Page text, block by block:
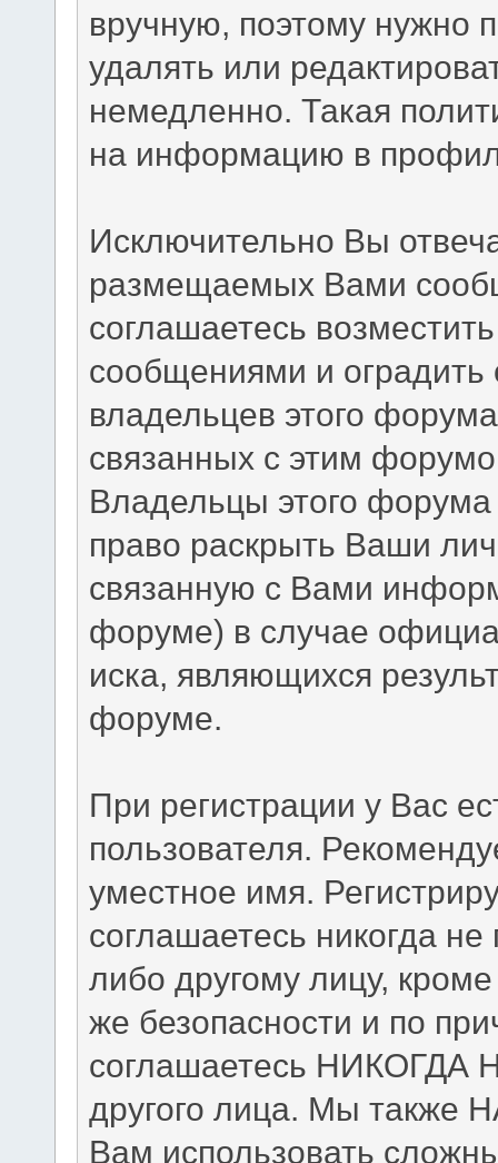
вручную, поэтому нужно
удалять или
немедленно. Такая
на информацию в
Исключительно Вы
размещаемых Вами
соглашаетесь
сообщениями и оградить
владельцев этого
связанных с этим
Владельцы этого форума
право раскрыть Ваши
связанную с Вами
форуме) в случае
иска, являющихся
форуме.
При регистрации у Вас
пользователя.
уместное имя.
соглашаетесь никогда
либо другому лицу,
же безопасности и по
соглашаетесь НИКОГДА
другого лица. Мы
Вам использовать